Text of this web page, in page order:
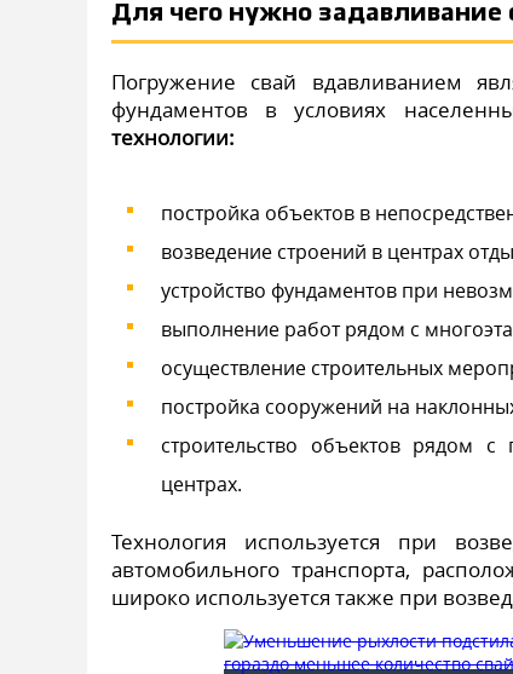
Для чего нужно задавливание
Погружение свай вдавливанием
фундаментов в условиях
технологии:
постройка объектов в
возведение строений в центрах
устройство фундаментов при
выполнение работ рядом с
осуществление строительных
постройка сооружений на
строительство объектов рядом
центрах.
Технология используется при
автомобильного транспорта,
широко используется также при